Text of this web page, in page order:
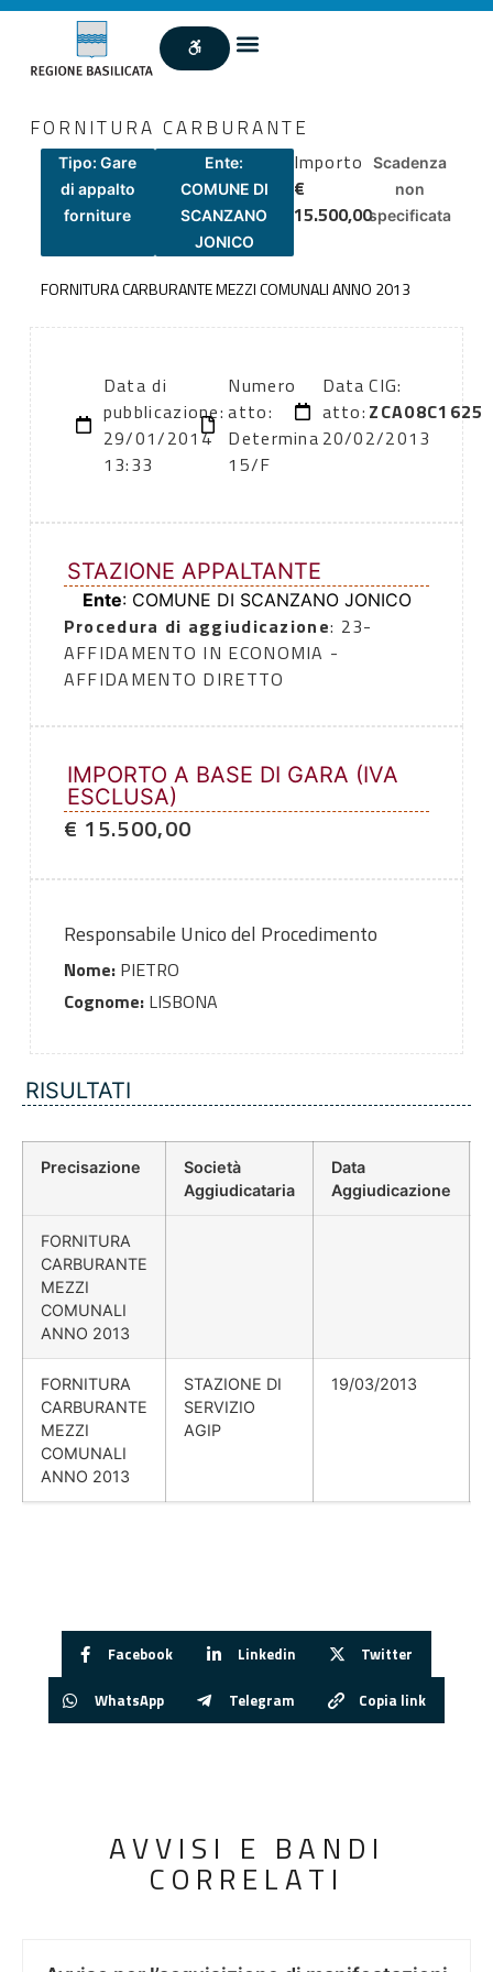
FORNITURA CARBURANTE
Tipo: Gare
di appalto
forniture
Ente:
COMUNE DI
SCANZANO
JONICO
Importo
€
15.500,00
Scadenza
non
specificata
FORNITURA CARBURANTE MEZZI COMUNALI ANNO 2013
Data di
pubblicazione:
29/01/2014
13:33
Numero
atto:
Determina
15/F
Data
atto:
20/02/2013
CIG:
ZCA08C1625
STAZIONE APPALTANTE
Ente: COMUNE DI SCANZANO JONICO
Procedura di aggiudicazione: 23-
AFFIDAMENTO IN ECONOMIA -
AFFIDAMENTO DIRETTO
IMPORTO A BASE DI GARA (IVA
ESCLUSA)
€ 15.500,00
Responsabile Unico del Procedimento
Nome:PIETRO
Cognome:LISBONA
RISULTATI
Precisazione
Società
Aggiudicataria
Data
Aggiudicazione
FORNITURA
CARBURANTE
MEZZI
COMUNALI
ANNO 2013
FORNITURA
CARBURANTE
MEZZI
COMUNALI
ANNO 2013
STAZIONE DI
SERVIZIO
AGIP
19/03/2013
Facebook Linkedin Twitter
WhatsApp Telegram Copia link
AVVISI E BANDI
CORRELATI